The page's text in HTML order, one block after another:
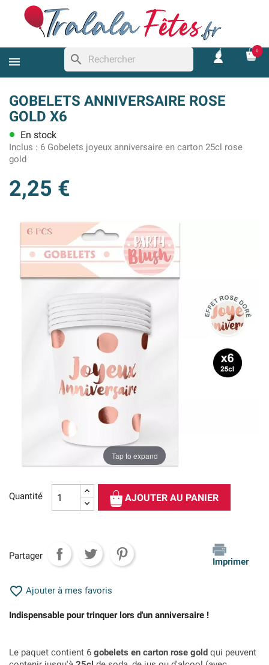
search
0
GOBELETS ANNIVERSAIRE ROSE
GOLD X6
lens En stock
Inclus : 6 Gobelets joyeux anniversaire en carton 25cl rose
gold
2,25 €
Tap to expand
Quantité AJOUTER AU PANIER
Partager
Imprimer
 Ajouter à mes favoris
Indispensable pour trinquer lors d'un anniversaire !
Le paquet contient 6 gobelets en carton rose gold qui peuvent